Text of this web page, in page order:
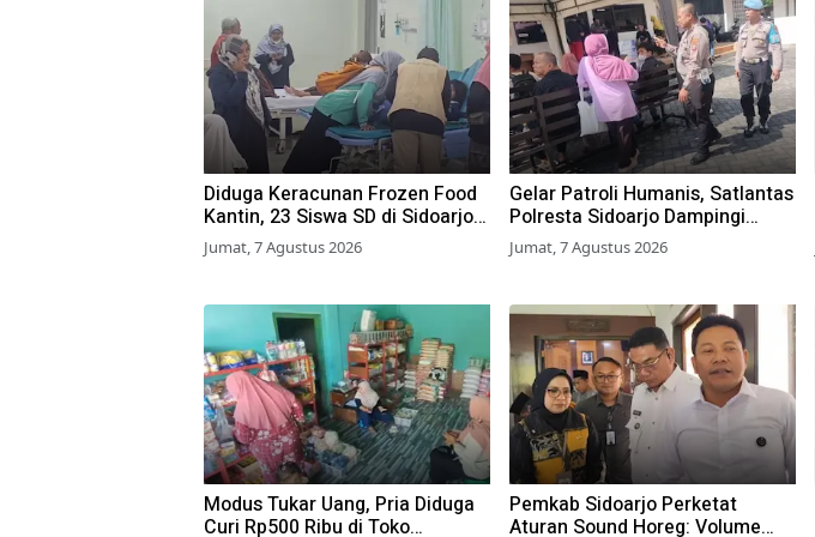
Diduga Keracunan Frozen Food
Kantin, 23 Siswa SD di Sidoarjo
Dilarikan ke RS
Jumat, 7 Agustus 2026
Gelar Patroli Humanis, Satlantas
Polresta Sidoarjo Dampingi
Wajib Pajak di Samsat
Jumat, 7 Agustus 2026
Modus Tukar Uang, Pria Diduga
Curi Rp500 Ribu di Toko
Pemkab Sidoarjo Perketat
Aturan Sound Horeg: Volume